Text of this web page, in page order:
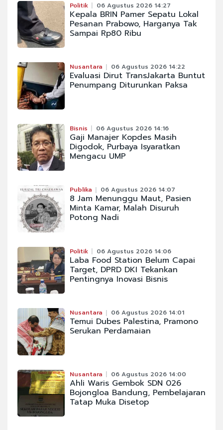
Politik 06 Agustus 2026 14:27
Kepala BRIN Pamer Sepatu Lokal
Pesanan Prabowo, Harganya Tak
Sampai Rp80 Ribu
Nusantara 06 Agustus 2026 14:22
Evaluasi Dirut TransJakarta Buntut
Penumpang Diturunkan Paksa
Bisnis 06 Agustus 2026 14:16
Gaji Manajer Kopdes Masih
Digodok, Purbaya Isyaratkan
Mengacu UMP
Publika 06 Agustus 2026 14:07
8 Jam Menunggu Maut, Pasien
Minta Kamar, Malah Disuruh
Potong Nadi
Politik 06 Agustus 2026 14:06
Laba Food Station Belum Capai
Target, DPRD DKI Tekankan
Pentingnya Inovasi Bisnis
Nusantara 06 Agustus 2026 14:01
Temui Dubes Palestina, Pramono
Serukan Perdamaian
Nusantara 06 Agustus 2026 14:00
Ahli Waris Gembok SDN 026
Bojongloa Bandung, Pembelajaran
Tatap Muka Disetop